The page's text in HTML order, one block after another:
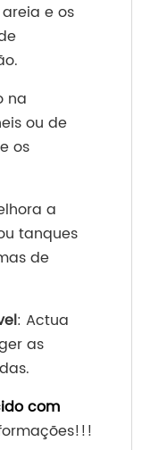
e os
na
ou de
os
a
tanques
de
: Actua
as
com